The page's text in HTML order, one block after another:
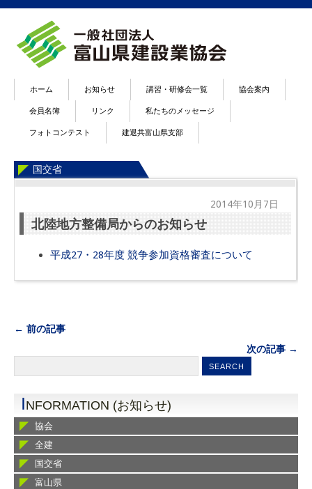
ホーム お知らせ 講習・研修会一覧 協会案内
会員名簿 リンク 私たちのメッセージ
フォトコンテスト 建退共富山県支部
国交省
2014年10月7日
北陸地方整備局からのお知らせ
平成27・28年度 競争参加資格審査について
← 前の記事
次の記事 →
INFORMATION (お知らせ)
協会
全建
国交省
富山県